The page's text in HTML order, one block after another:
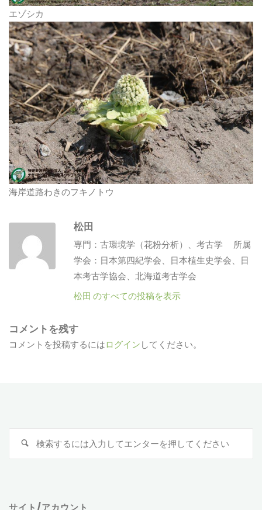
エゾシカ
海岸道路わきのフキノトウ
松田
専門：古環境学（花粉分析）、考古学 所属
学会：日本第四紀学会、日本植生史学会、日
本考古学協会、北海道考古学会
松田 のすべての投稿を表示
コメントを残す
コメントを投稿するにはログイン してください。
サイト/アカウント